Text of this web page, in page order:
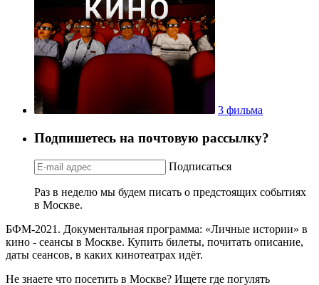
3 фильма
Подпишетесь на почтовую рассылку?
Подписаться
Раз в неделю мы будем писать о предстоящих событиях
в Москве.
БФМ-2021. Документальная программа: «Личные истории» в
кино - сеансы в Москве. Купить билеты, почитать описание,
даты сеансов, в каких кинотеатрах идёт.
Не знаете что посетить в Москве? Ищете где погулять